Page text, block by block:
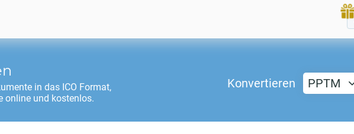
in das ICO Format,
online und kostenlos.
Konvertieren PPTM